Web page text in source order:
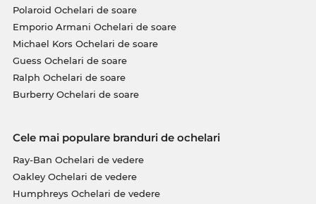
Polaroid Ochelari de soare
Emporio Armani Ochelari de soare
Michael Kors Ochelari de soare
Guess Ochelari de soare
Ralph Ochelari de soare
Burberry Ochelari de soare
Cele mai populare branduri de ochelari
Ray-Ban Ochelari de vedere
Oakley Ochelari de vedere
Humphreys Ochelari de vedere